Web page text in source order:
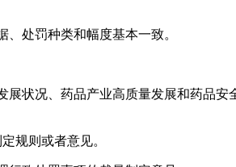
处罚种类和幅度基本一致。
状况、药品产业高质量发展和药品安
规则或者意见。